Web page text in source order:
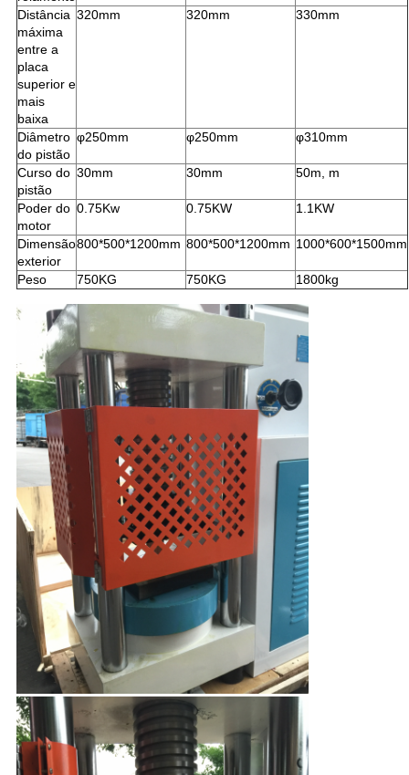
Distância
máxima
entre a
placa
superior e
mais
baixa
320mm 320mm 330mm
Diâmetro
do pistão
φ250mm φ250mm φ310mm
Curso do
pistão
30mm 30mm 50m, m
Poder do
motor
0.75Kw 0.75KW 1.1KW
Dimensão
exterior
800*500*1200mm 800*500*1200mm 1000*600*1500mm
Peso 750KG 750KG 1800kg